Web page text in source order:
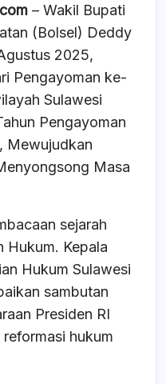
– Wakil Bupati
(Bolsel) Deddy
2025,
Pengayoman ke-
Sulawesi
Pengayoman
Mewujudkan
Masa
sejarah
Hukum. Kepala
Hukum Sulawesi
sambutan
Presiden RI
hukum